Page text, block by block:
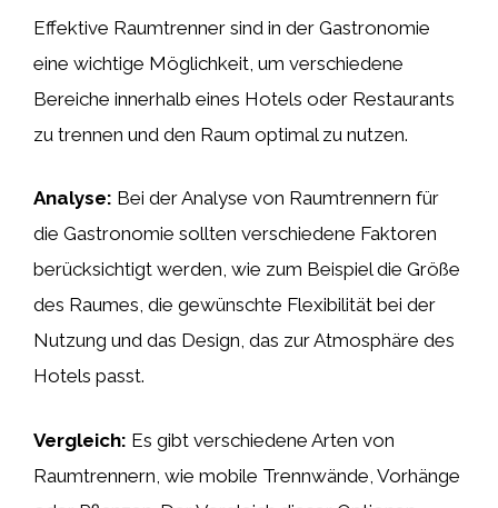
Effektive Raumtrenner sind in der Gastronomie
eine wichtige Möglichkeit, um verschiedene
Bereiche innerhalb eines Hotels oder Restaurants
zu trennen und den Raum optimal zu nutzen.
Analyse: Bei der Analyse von Raumtrennern für
die Gastronomie sollten verschiedene Faktoren
berücksichtigt werden, wie zum Beispiel die Größe
des Raumes, die gewünschte Flexibilität bei der
Nutzung und das Design, das zur Atmosphäre des
Hotels passt.
Vergleich: Es gibt verschiedene Arten von
Raumtrennern, wie mobile Trennwände, Vorhänge